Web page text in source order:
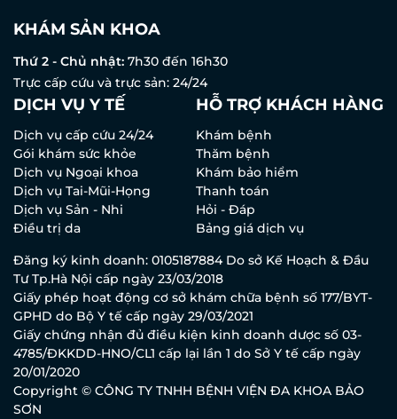
KHÁM SẢN KHOA
Thứ 2 - Chủ nhật: 7h30 đến 16h30
Trực cấp cứu và trực sản: 24/24
DỊCH VỤ Y TẾ
Dịch vụ cấp cứu 24/24
Gói khám sức khỏe
Dịch vụ Ngoại khoa
Dịch vụ Tai-Mũi-Họng
Dịch vụ Sản - Nhi
Điều trị da
HỖ TRỢ KHÁCH HÀNG
Khám bệnh
Thăm bệnh
Khám bảo hiểm
Thanh toán
Hỏi - Đáp
Bảng giá dịch vụ
Đăng ký kinh doanh: 0105187884 Do sở Kế Hoạch & Đầu
Tư Tp.Hà Nội cấp ngày 23/03/2018
Giấy phép hoạt động cơ sở khám chữa bệnh số 177/BYT-
GPHD do Bộ Y tế cấp ngày 29/03/2021
Giấy chứng nhận đủ điều kiện kinh doanh dược số 03-
4785/ĐKKDD-HNO/CL1 cấp lại lần 1 do Sở Y tế cấp ngày
20/01/2020
Copyright © CÔNG TY TNHH BỆNH VIỆN ĐA KHOA BẢO
SƠN